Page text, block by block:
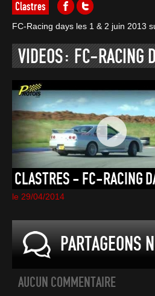
Clastres
FC-Racing days les 1 & 2 juin 2013
VIDEOS: FC-RACING
CLASTRES - FC-RACING
le 29/04/2014
PARTAGEONS
AUCUN COMMENTAIRE